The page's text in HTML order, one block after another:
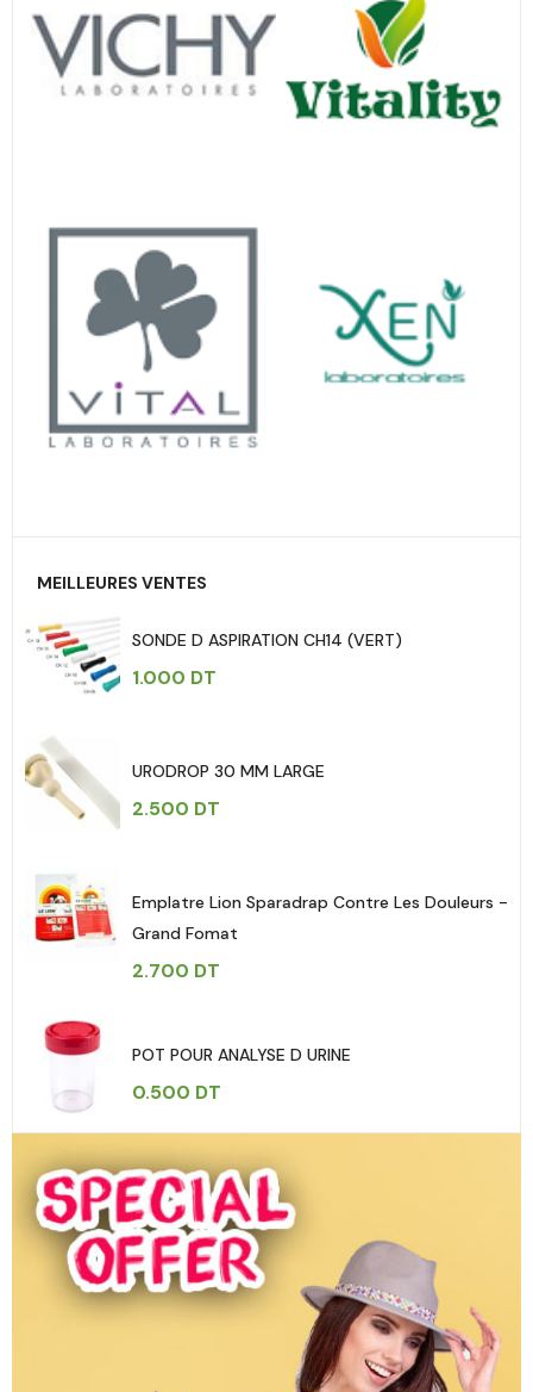
MEILLEURES VENTES
SONDE D ASPIRATION CH14 (VERT)
1.000 DT
URODROP 30 MM LARGE
2.500 DT
Emplatre Lion Sparadrap Contre Les Douleurs -
Grand Fomat
2.700 DT
POT POUR ANALYSE D URINE
0.500 DT